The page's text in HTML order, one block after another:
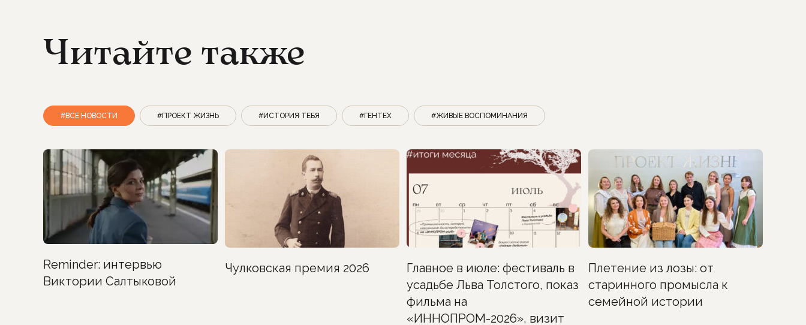
Читайте также
#ВСЕ НОВОСТИ #ПРОЕКТ ЖИЗНЬ #ИСТОРИЯ ТЕБЯ #ГЕНТЕХ #ЖИВЫЕ ВОСПОМИНАНИЯ
Reminder: интервью
Виктории Салтыковой
Чулковская премия 2026
Главное в июле: фестиваль в
усадьбе Льва Толстого, показ
фильма на
«ИННОПРОМ-2026», визит
Плетение из лозы: от
старинного промысла к
семейной истории